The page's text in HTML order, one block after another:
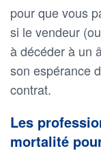
pour que vous
si le vendeur
à décéder à un
son espérance
contrat.
Les
mortalité